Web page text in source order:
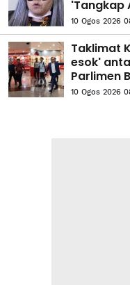
'Tangkap
10 Ogos 2026
Taklimat
esok'
Parlimen
10 Ogos 2026